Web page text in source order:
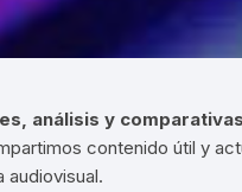
análisis y comparativas
contenido útil y